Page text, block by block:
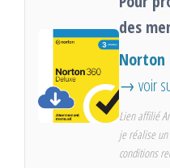
des
Norton
→ voir
Lien affilié
je réalise
conditions